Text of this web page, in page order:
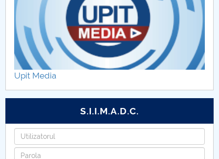
Raport activitate Senat 2020-2024
Rapoarte 2021
Rapoarte 2023
Rapoarte 2022
Upit Media
S.I.I.M.A.D.C.
Username
Password